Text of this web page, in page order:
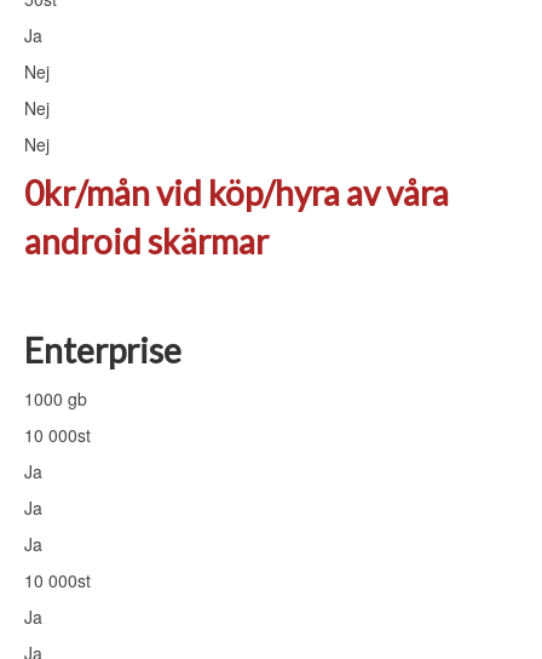
Ja
Nej
Nej
Nej
0kr/mån vid köp/hyra av våra
android skärmar
Enterprise
1000 gb
10 000st
Ja
Ja
Ja
10 000st
Ja
Ja